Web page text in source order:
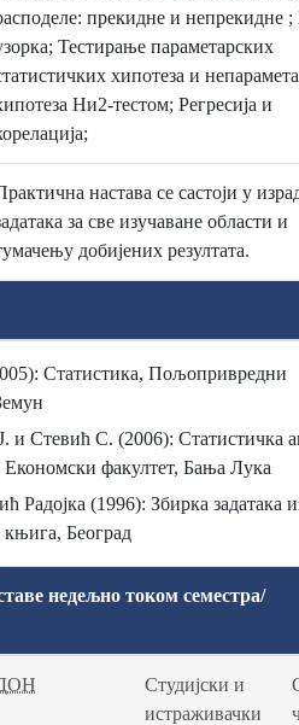
прекидне и непрекидне
Тестирање параметарских
хипотеза и
Hи2-тестом; Регресија и
настава се састоји у
за све изучаване области и
добијених резултата.
Статистика, Пољопривредни
Стевић С. (2006): Статистичка
факултет, Бања Лука
Радојка (1996): Збирка задатака
књига, Београд
недељно током семестра/
Студијски и
истраживачки